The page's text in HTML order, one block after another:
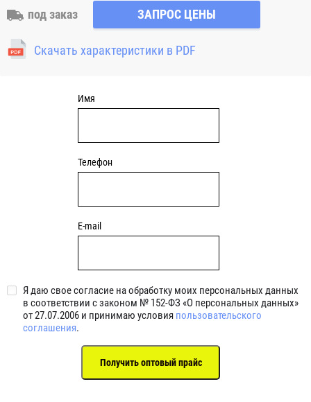
обозначением 2RS 2RS1 2RSH 2RSR имеют с обеих сторон
контактные уплотнения из бутадиен-нитрильного каучука
(NBR) и пригодны для средних частот вращения. Также
поставляются подшипники с бесконтактными
под заказ ЗАПРОС ЦЕНЫ
Скачать характеристики в PDF
Имя
Телефон
E-mail
Я даю свое согласие на обработку моих персональных данных
в соответствии с законом № 152-ФЗ «О персональных данных»
от 27.07.2006 и принимаю условия пользовательского
соглашения.